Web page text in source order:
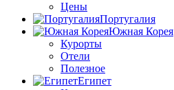
Цены
Португалия
Южная Корея
Курорты
Отели
Полезное
Египет